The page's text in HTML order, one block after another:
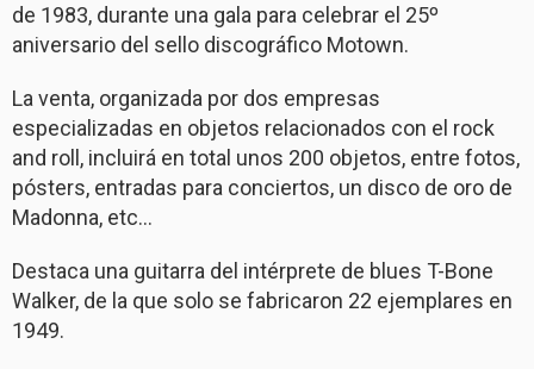
de 1983, durante una gala para celebrar el 25º
aniversario del sello discográfico Motown.
La venta, organizada por dos empresas
especializadas en objetos relacionados con el rock
and roll, incluirá en total unos 200 objetos, entre fotos,
pósters, entradas para conciertos, un disco de oro de
Madonna, etc…
Destaca una guitarra del intérprete de blues T-Bone
Walker, de la que solo se fabricaron 22 ejemplares en
1949.